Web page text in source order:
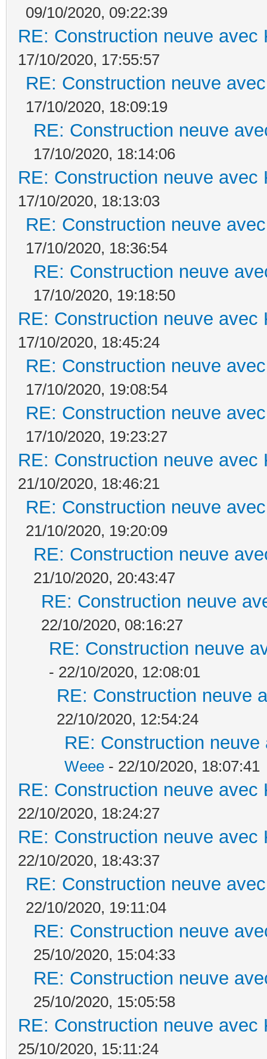
09/10/2020, 09:22:39
RE: Construction neuve avec
17/10/2020, 17:55:57
RE: Construction neuve
17/10/2020, 18:09:19
RE: Construction neuve
17/10/2020, 18:14:06
RE: Construction neuve avec
17/10/2020, 18:13:03
RE: Construction neuve
17/10/2020, 18:36:54
RE: Construction neuve
17/10/2020, 19:18:50
RE: Construction neuve avec
17/10/2020, 18:45:24
RE: Construction neuve
17/10/2020, 19:08:54
RE: Construction neuve
17/10/2020, 19:23:27
RE: Construction neuve avec
21/10/2020, 18:46:21
RE: Construction neuve
21/10/2020, 19:20:09
RE: Construction neuve
21/10/2020, 20:43:47
RE: Construction neuve
22/10/2020, 08:16:27
RE: Construction neuve
- 22/10/2020, 12:08:01
RE: Construction neuve
22/10/2020, 12:54:24
RE: Construction
Weee - 22/10/2020, 18:07:41
RE: Construction neuve avec
22/10/2020, 18:24:27
RE: Construction neuve avec
22/10/2020, 18:43:37
RE: Construction neuve
22/10/2020, 19:11:04
RE: Construction neuve
25/10/2020, 15:04:33
RE: Construction neuve
25/10/2020, 15:05:58
RE: Construction neuve avec
25/10/2020, 15:11:24